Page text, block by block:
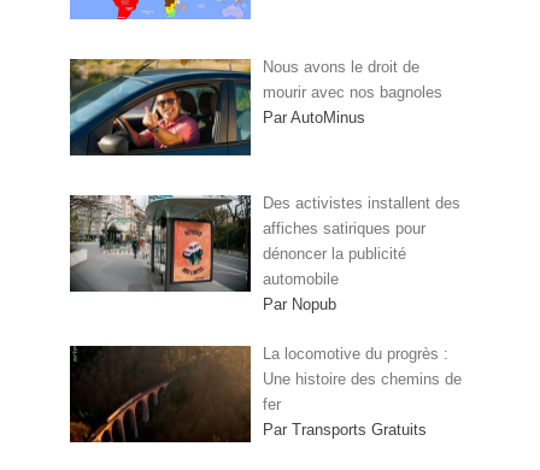
Nous avons le droit de
mourir avec nos bagnoles
Par AutoMinus
Des activistes installent des
affiches satiriques pour
dénoncer la publicité
automobile
Par Nopub
La locomotive du progrès :
Une histoire des chemins de
fer
Par Transports Gratuits